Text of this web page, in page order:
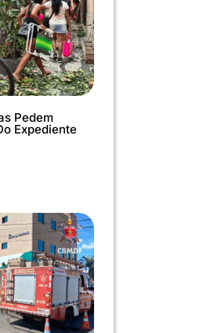
Pedem
Expediente